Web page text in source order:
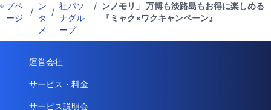
プペ
ージ
/
ン
タ
メ
/
社パソ
ナグル
ープ
/ ンノモリ」 万博も淡路島もお得に楽しめる
『ミャク×ワクキャンペーン』
運営会社
サービス・料金
サービス説明会